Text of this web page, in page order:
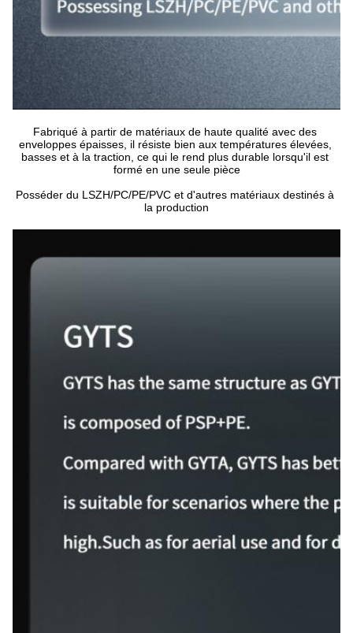
Fabriqué à partir de matériaux de haute qualité avec des
enveloppes épaisses, il résiste bien aux températures élevées,
basses et à la traction, ce qui le rend plus durable lorsqu'il est
formé en une seule pièce
Posséder du LSZH/PC/PE/PVC et d'autres matériaux destinés à
la production